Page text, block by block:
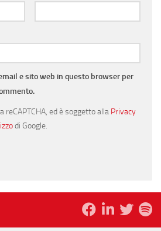
e sito web in questo browser per
ed è soggetto alla Privacy
di Google.